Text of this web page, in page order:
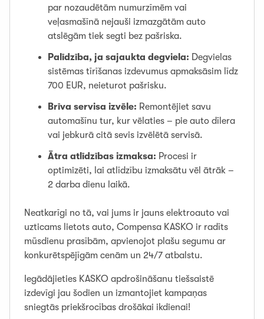
par nozaudētām numurzīmēm vai
veļasmašīnā nejauši izmazgātām auto
atslēgām tiek segti bez pašriska.
Palīdzība, ja sajaukta degviela: Degvielas
sistēmas tīrīšanas izdevumus apmaksāsim līdz
700 EUR, neieturot pašrisku.
Brīva servisa izvēle: Remontējiet savu
automašīnu tur, kur vēlaties – pie auto dīlera
vai jebkurā citā sevis izvēlētā servisā.
Ātra atlīdzības izmaksa: Procesi ir
optimizēti, lai atlīdzību izmaksātu vēl ātrāk –
2 darba dienu laikā.
Neatkarīgi no tā, vai jums ir jauns elektroauto vai
uzticams lietots auto, Compensa KASKO ir radīts
mūsdienu prasībām, apvienojot plašu segumu ar
konkurētspējīgām cenām un 24/7 atbalstu.
Iegādājieties KASKO apdrošināšanu tiešsaistē
izdevīgi jau šodien un izmantojiet kampaņas
sniegtās priekšrocības drošākai ikdienai!